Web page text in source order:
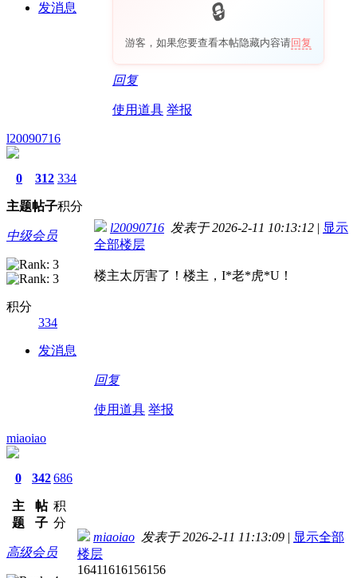
发消息
游客，如果您要查看本帖隐藏内容请回复
回复
使用道具 举报
l20090716
0
主题
312
帖子
334
积分
中级会员
积分
334
发消息
l20090716 发表于 2026-2-11 10:13:12 | 显示
全部楼层
楼主太厉害了！楼主，I*老*虎*U！
回复
使用道具 举报
miaoiao
0
主
题
342
帖
子
686
积
分
高级会员
miaoiao 发表于 2026-2-11 11:13:09 | 显示全部
楼层
16411616156156